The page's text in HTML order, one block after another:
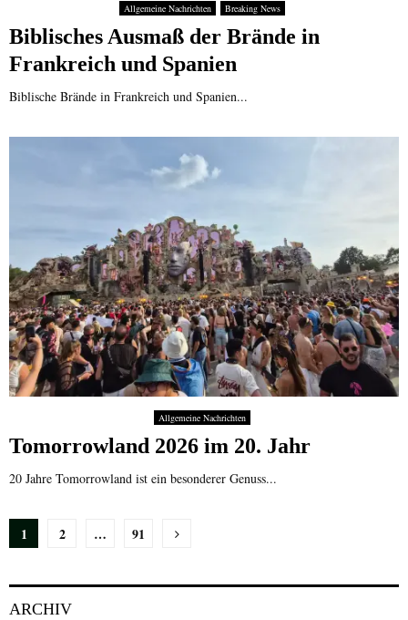
Allgemeine Nachrichten Breaking News
Biblisches Ausmaß der Brände in
Frankreich und Spanien
Biblische Brände in Frankreich und Spanien...
Allgemeine Nachrichten
Tomorrowland 2026 im 20. Jahr
20 Jahre Tomorrowland ist ein besonderer Genuss...
Seitennummerierung
Beiträge
1 2 … 91
ARCHIV